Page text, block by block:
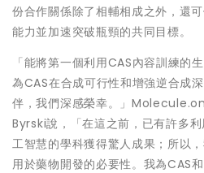
份合作關係除了相輔相成之外，還
能力並加速突破瓶頸的共同目標。
「能將第一個利用CAS內容訓練的
為CAS在合成可行性和增強逆合成
伴，我們深感榮幸。」
Byrski說，「在這之前，已有許多
工智慧的學科獲得驚人成果；所以
用於藥物開發的必要性。我為CAS